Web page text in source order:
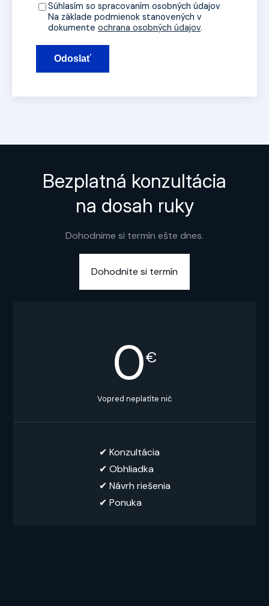
Súhlasím so spracovaním osobných údajov
Na základe podmienok stanovených v
dokumente ochrana osobných údajov.
Odoslať
Bezplatná konzultácia
na dosah ruky
Dohodnime si termín ešte dnes.
Dohodnite si termín
0€
Vopred neplatíte nič
✔︎ Konzultácia
✔︎ Obhliadka
✔︎ Návrh riešenia
✔ Ponuka